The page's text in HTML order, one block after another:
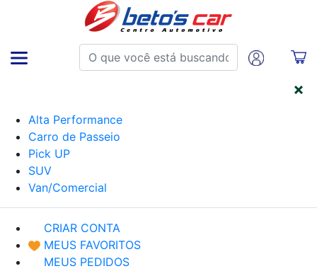
Alta Performance
Carro de Passeio
Pick UP
SUV
Van/Comercial
CRIAR CONTA
MEUS FAVORITOS
MEUS PEDIDOS